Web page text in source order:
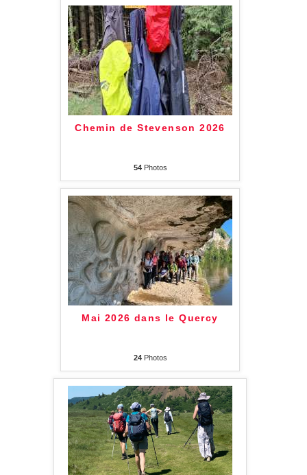
Chemin de Stevenson 2026
54Photos
Mai 2026 dans le Quercy
24Photos